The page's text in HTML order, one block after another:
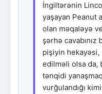
İngiltərənin
yaşayan Peanut
olan məqaləyə
şərhə cavabınız
pişiyin
edilməli olsa da,
tənqidi
vurğulandığı